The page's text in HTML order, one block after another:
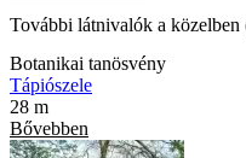
További látnivalók a közelben
Botanikai tanösvény
Tápiószele
28 m
Bővebben